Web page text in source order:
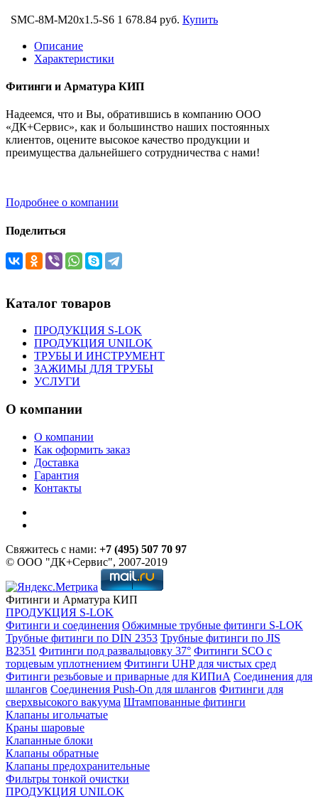
SMC-8M-M20x1.5-S6 1 678.84 руб. Купить
Описание
Характеристики
Фитинги и Арматура КИП
Надеемся, что и Вы, обратившись в компанию ООО
«ДК+Сервис», как и большинство наших постоянных
клиентов, оцените высокое качество продукции и
преимущества дальнейшего сотрудничества с нами!
Подробнее о компании
Поделиться
Каталог товаров
ПРОДУКЦИЯ S-LOK
ПРОДУКЦИЯ UNILOK
ТРУБЫ И ИНСТРУМЕНТ
ЗАЖИМЫ ДЛЯ ТРУБЫ
УСЛУГИ
О компании
О компании
Как оформить заказ
Доставка
Гарантия
Контакты
Свяжитесь с нами: +7 (495) 507 70 97
© ООО "ДК+Сервис", 2007-2019
Фитинги и Арматура КИП
ПРОДУКЦИЯ S-LOK
Фитинги и соединения Обжимные трубные фитинги S-LOK
Трубные фитинги по DIN 2353 Трубные фитинги по JIS
B2351 Фитинги под развальцовку 37° Фитинги SCO с
торцевым уплотнением Фитинги UHP для чистых сред
Фитинги резьбовые и приварные для КИПиА Соединения для
шлангов Соединения Push-On для шлангов Фитинги для
сверхвысокого вакуума Штампованные фитинги
Клапаны игольчатые
Краны шаровые
Клапанные блоки
Клапаны обратные
Клапаны предохранительные
Фильтры тонкой очистки
ПРОДУКЦИЯ UNILOK